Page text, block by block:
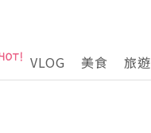
VLOG 美食 旅遊